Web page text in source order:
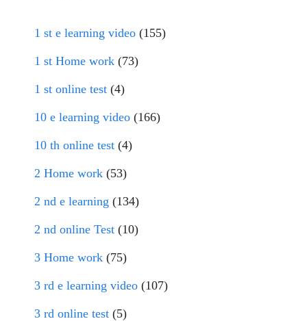
1 st e learning video (155)
1 st Home work (73)
1 st online test (4)
10 e learning video (166)
10 th online test (4)
2 Home work (53)
2 nd e learning (134)
2 nd online Test (10)
3 Home work (75)
3 rd e learning video (107)
3 rd online test (5)